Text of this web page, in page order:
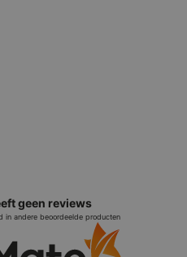
geen reviews
in andere beoordeelde producten